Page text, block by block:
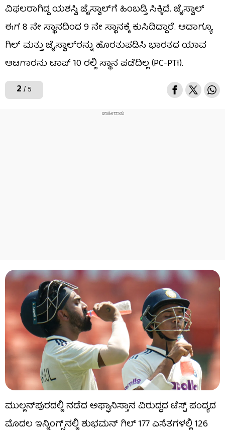
ವಿಫಲರಾಗಿದ್ದ ಯಶಸ್ವಿ ಜೈಸ್ವಾಲ್‌ಗೆ ಹಿಂಬಡ್ತಿ ಸಿಕ್ಕಿದೆ. ಜೈಸ್ವಾಲ್
ಈಗ 8 ನೇ ಸ್ಥಾನದಿಂದ 9 ನೇ ಸ್ಥಾನಕ್ಕೆ ಕುಸಿದಿದ್ದಾರೆ. ಆದಾಗ್ಯೂ
ಗಿಲ್ ಮತ್ತು ಜೈಸ್ವಾಲ್​ರನ್ನು ಹೊರತುಪಡಿಸಿ ಭಾರತದ ಯಾವ
ಆಟಗಾರನು ಟಾಪ್ 10 ರಲ್ಲಿ ಸ್ಥಾನ ಪಡೆದಿಲ್ಲ (PC-PTI).
2 / 5
ಮುಲ್ಲನ್‌ಪುರದಲ್ಲಿ ನಡೆದ ಅಫ್ಘಾನಿಸ್ತಾನ ವಿರುದ್ಧದ ಟೆಸ್ಟ್ ಪಂದ್ಯದ
ಮೊದಲ ಇನ್ನಿಂಗ್ಸ್‌ನಲ್ಲಿ ಶುಭಮನ್ ಗಿಲ್ 177 ಎಸೆತಗಳಲ್ಲಿ 126